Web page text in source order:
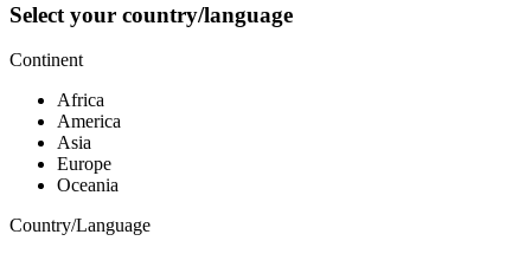
Select your country/language
Continent
Africa
America
Asia
Europe
Oceania
Country/Language